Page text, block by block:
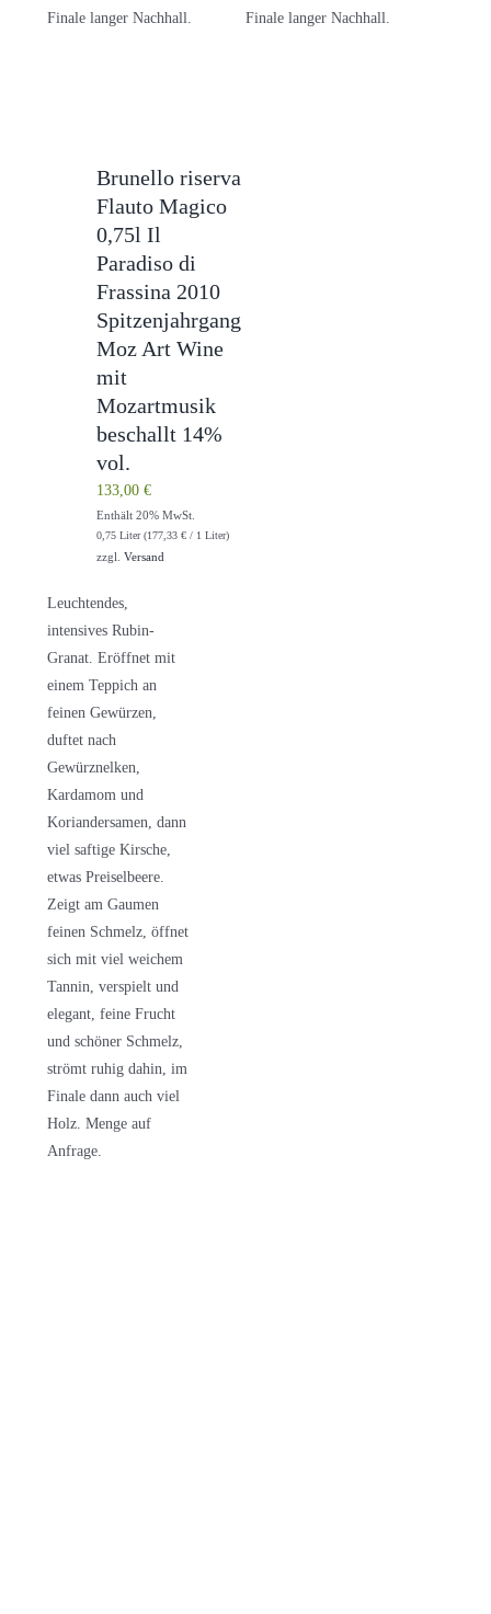
Finale langer Nachhall.
Finale langer Nachhall.
Brunello riserva
Flauto Magico
0,75l Il
Paradiso di
Frassina 2010
Spitzenjahrgang
Moz Art Wine
mit
Mozartmusik
beschallt 14%
vol.
133,00 €
Enthält 20% MwSt.
0,75 Liter (177,33 €/ 1 Liter)
zzgl. Versand
Leuchtendes,
intensives Rubin-
Granat. Eröffnet mit
einem Teppich an
feinen Gewürzen,
duftet nach
Gewürznelken,
Kardamom und
Koriandersamen, dann
viel saftige Kirsche,
etwas Preiselbeere.
Zeigt am Gaumen
feinen Schmelz, öffnet
sich mit viel weichem
Tannin, verspielt und
elegant, feine Frucht
und schöner Schmelz,
strömt ruhig dahin, im
Finale dann auch viel
Holz. Menge auf
Anfrage.